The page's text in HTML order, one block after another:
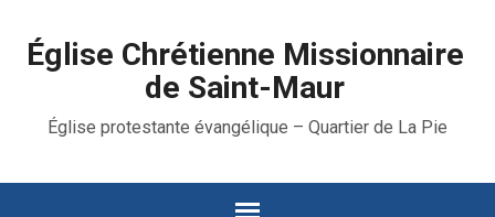
Église Chrétienne Missionnaire
de Saint-Maur
Église protestante évangélique – Quartier de La Pie